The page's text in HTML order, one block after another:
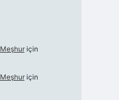
için
için